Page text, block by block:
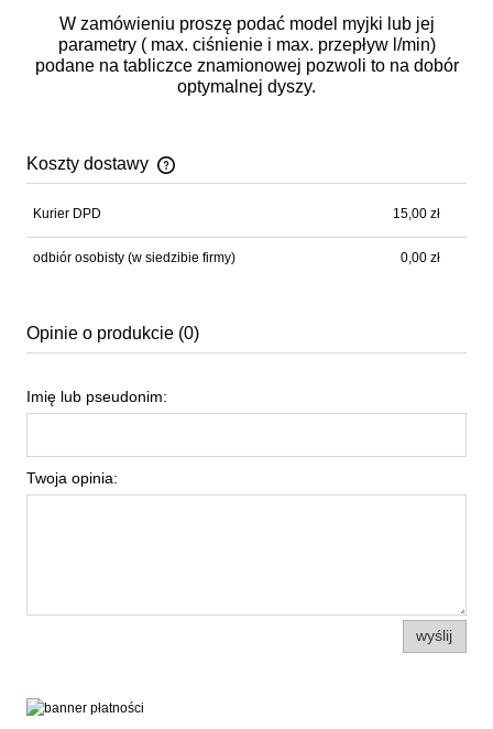
W zamówieniu proszę podać model myjki lub jej
parametry ( max. ciśnienie i max. przepływ l/min)
podane na tabliczce znamionowej pozwoli to na dobór
optymalnej dyszy.
Koszty dostawy
Cena nie zawiera ewentualnych kosztów płatności
Kurier DPD 15,00 zł
odbiór osobisty (w siedzibie firmy) 0,00 zł
Opinie o produkcie (0)
Imię lub pseudonim:
Twoja opinia:
wyślij